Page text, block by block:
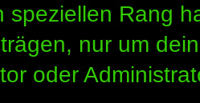
speziellen Rang
nur um
oder